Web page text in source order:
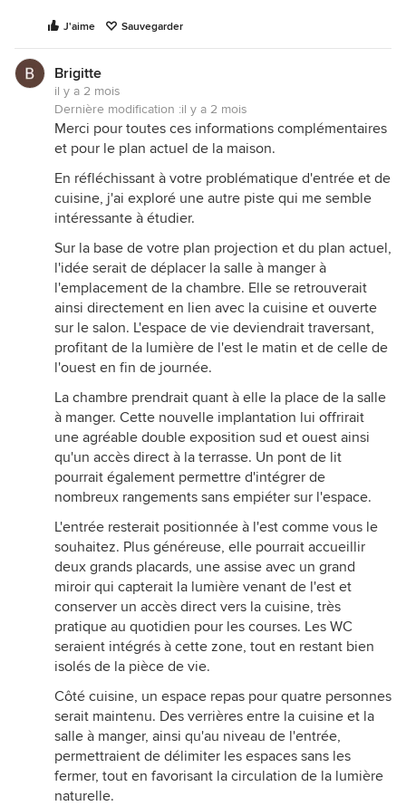
J'aime Sauvegarder
Brigitte
il y a 2 mois
Dernière modification :il y a 2 mois
Merci pour toutes ces informations complémentaires
et pour le plan actuel de la maison.
En réfléchissant à votre problématique d'entrée et de
cuisine, j'ai exploré une autre piste qui me semble
intéressante à étudier.
Sur la base de votre plan projection et du plan actuel,
l'idée serait de déplacer la salle à manger à
l'emplacement de la chambre. Elle se retrouverait
ainsi directement en lien avec la cuisine et ouverte
sur le salon. L'espace de vie deviendrait traversant,
profitant de la lumière de l'est le matin et de celle de
l'ouest en fin de journée.
La chambre prendrait quant à elle la place de la salle
à manger. Cette nouvelle implantation lui offrirait
une agréable double exposition sud et ouest ainsi
qu'un accès direct à la terrasse. Un pont de lit
pourrait également permettre d'intégrer de
nombreux rangements sans empiéter sur l'espace.
L'entrée resterait positionnée à l'est comme vous le
souhaitez. Plus généreuse, elle pourrait accueillir
deux grands placards, une assise avec un grand
miroir qui capterait la lumière venant de l'est et
conserver un accès direct vers la cuisine, très
pratique au quotidien pour les courses. Les WC
seraient intégrés à cette zone, tout en restant bien
isolés de la pièce de vie.
Côté cuisine, un espace repas pour quatre personnes
serait maintenu. Des verrières entre la cuisine et la
salle à manger, ainsi qu'au niveau de l'entrée,
permettraient de délimiter les espaces sans les
fermer, tout en favorisant la circulation de la lumière
naturelle.